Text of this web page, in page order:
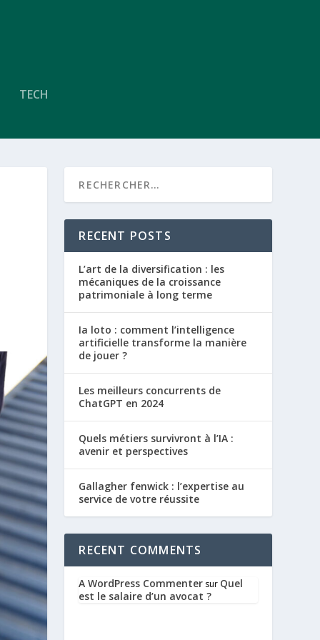
TECH
RECENT POSTS
L’art de la diversification : les
mécaniques de la croissance
patrimoniale à long terme
Ia loto : comment l’intelligence
artificielle transforme la manière
de jouer ?
Les meilleurs concurrents de
ChatGPT en 2024
Quels métiers survivront à l’IA :
avenir et perspectives
Gallagher fenwick : l’expertise au
service de votre réussite
RECENT COMMENTS
A WordPress Commenter sur Quel
est le salaire d’un avocat ?